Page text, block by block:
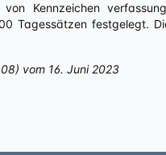
Kennzeichen
Tagessätzen festgelegt.
vom 16. Juni 2023